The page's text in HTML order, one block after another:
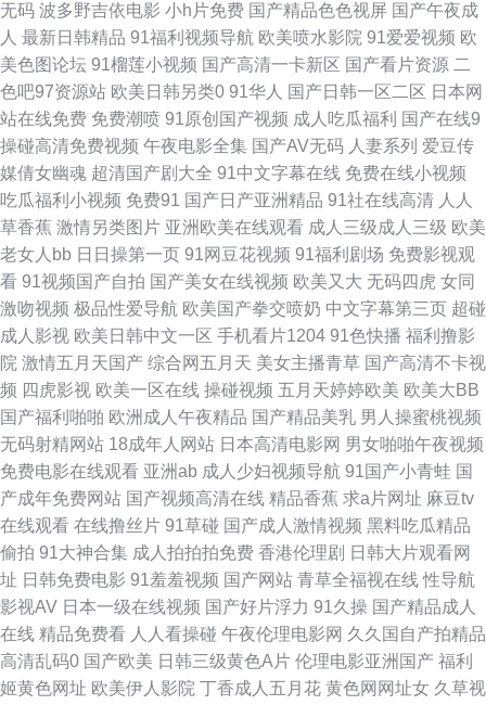
人妻超碰免费在线 在线观看91网站 www大香蕉伊人 国产区在线 男女上床视
频 三级金典91 伊人五月天婷婷 97v传媒 韩国不卡AC视频 欧美亚洲日韩成人
天天操天天槡丁香 91九色乱 超碰98 黄色视屏网站 欧美视屏 偷拍色图亚洲
91站色 东京热AⅤ在线 欧美日韩p 午夜一区少女 97爱爱电影 成人五月天色
久草导航 青娱乐超碰吧 午夜激情福利AV 91美女被啪啪啪 超碰人人三级 另
类AV激情 天天操B网 91人人操人人爽 福利姬社区导航 麻豆视屏 日韩一级棒
中文字幕第15页 亚洲免费黄色网止 国产伪娘在线一区 日本美女AA 91大神看
片 肏屄视频网址 国户精品久久 欧美在线A∨ 午夜第一av社区 91精品网 超碰
操操日 含羞草av网站 欧韩成人操 亚洲网址黄色 波多野洁依无码 黄色免费网
站看片 青青草色天堂 最新地址91 变态另类首页在线 国产网址 欧美综合色图
91 亚洲操逼图片网 wwwwww日本 黄色福利导航 青娱视频91 亚洲欧美另类
综合 俺去也综合色图 韩国AV网3 欧美海外a 偷拍97av 91老司机福利 黄色A
片导航 日韩无码下载 51欧美色图 国产HD天美传媒 天天搞穴 97人人操在线
无码 波多野吉依电影 小h片免费 国产精品色色视屏 国产午夜成
人 最新日韩精品 91福利视频导航 欧美喷水影院 91爱爱视频 欧
美色图论坛 91榴莲小视频 国产高清一卡新区 国产看片资源 二
色吧97资源站 欧美日韩另类0 91华人 国产日韩一区二区 日本网
站在线免费 免费潮喷 91原创国产视频 成人吃瓜福利 国产在线9
操碰高清免费视频 午夜电影全集 国产AV无码 人妻系列 爱豆传
媒倩女幽魂 超清国产剧大全 91中文字幕在线 免费在线小视频
吃瓜福利小视频 免费91 国产日产亚洲精品 91社在线高清 人人
草香蕉 激情另类图片 亚洲欧美在线观看 成人三级成人三级 欧美
老女人bb 日日操第一页 91网豆花视频 91福利剧场 免费影视观
看 91视频国产自拍 国产美女在线视频 欧美又大 无码四虎 女同
激吻视频 极品性爱导航 欧美国产拳交喷奶 中文字幕第三页 超碰
成人影视 欧美日韩中文一区 手机看片1204 91色快播 福利撸影
院 激情五月天国产 综合网五月天 美女主播青草 国产高清不卡视
频 四虎影视 欧美一区在线 操碰视频 五月天婷婷欧美 欧美大BB
国产福利啪啪 欧洲成人午夜精品 国产精品美乳 男人操蜜桃视频
无码射精网站 18成年人网站 日本高清电影网 男女啪啪午夜视频
免费电影在线观看 亚洲ab 成人少妇视频导航 91国产小青蛙 国
产成年免费网站 国产视频高清在线 精品香蕉 求a片网址 麻豆tv
在线观看 在线撸丝片 91草碰 国产成人激情视频 黑料吃瓜精品
偷拍 91大神合集 成人拍拍拍免费 香港伦理剧 日韩大片观看网
址 日韩免费电影 91羞羞视频 国产网站 青草全福视在线 性导航
影视AV 日本一级在线视频 国产好片浮力 91久操 国产精品成人
在线 精品免费看 人人看操碰 午夜伦理电影网 久久国自产拍精品
高清乱码0 国产欧美 日韩三级黄色A片 伦理电影亚洲国产 福利
姬黄色网址 欧美伊人影院 丁香成人五月花 黄色网网址女 久草视